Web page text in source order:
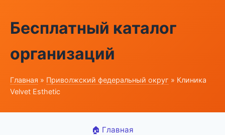
Бесплатный каталог
организаций
Главная » Приволжский федеральный округ » Клиника
Velvet Esthetic
🏠 Главная